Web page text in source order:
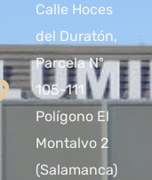
Calle Hoces
del Duratón,
Parcela Nº
105-111
Polígono El
Montalvo 2
(Salamanca)